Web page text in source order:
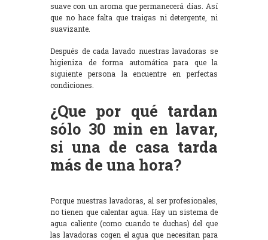
suave con un aroma que permanecerá días. Así
que no hace falta que traigas ni detergente, ni
suavizante.
Después de cada lavado nuestras lavadoras se
higieniza de forma automática para que la
siguiente persona la encuentre en perfectas
condiciones.
¿Que por qué tardan
sólo 30 min en lavar,
si una de casa tarda
más de una hora?
Porque nuestras lavadoras, al ser profesionales,
no tienen que calentar agua. Hay un sistema de
agua caliente (como cuando te duchas) del que
las lavadoras cogen el agua que necesitan para